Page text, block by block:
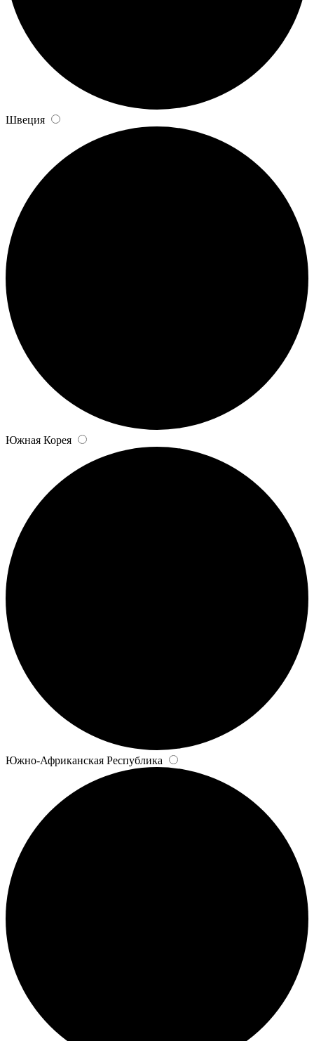
Швеция
Южная Корея
Южно-Африканская Республика